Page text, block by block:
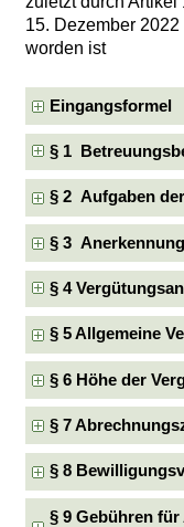
15. Dezember
worden ist
Eingangsformel
§ 1
§ 2 Aufgaben
§ 3
§ 4
§ 5 Allgemeine
§ 6 Höhe der
§ 7
§ 8
§ 9 Gebühren